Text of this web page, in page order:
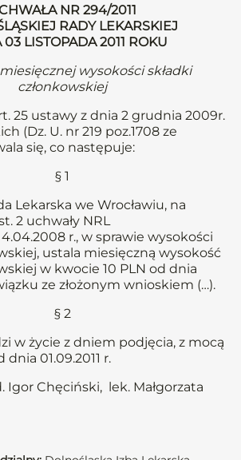
NR 294/2011
RADY LEKARSKIEJ
LISTOPADA 2011 ROKU
wysokości składki
członkowskiej
25 ustawy z dnia 2 grudnia 2009r.
(Dz. U. nr 219 poz.1708 ze
się, co następuje:
§ 1
Lekarska we Wrocławiu, na
2 uchwały NRL
r., w sprawie wysokości
ustala miesięczną wysokość
w kwocie 10 PLN od dnia
ze złożonym wnioskiem (…).
§ 2
w życie z dniem podjęcia, z mocą
01.09.2011 r.
Igor Chęciński, lek. Małgorzata